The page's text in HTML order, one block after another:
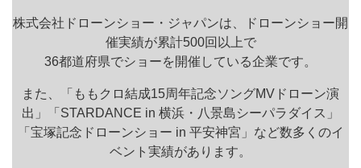
株式会社ドローンショー・ジャパンは、ドローンショー開
催実績が累計500回以上で
36都道府県でショーを開催している企業です。
また、「ももクロ結成15周年記念ソングMVドローン演
出」「STARDANCE in 横浜・八景島シーパラダイス」
「宝塚記念ドローンショー in 平安神宮」など数多くのイ
ベント実績があります。